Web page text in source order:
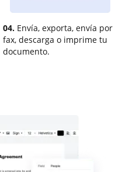
04. Envía, exporta, envía por
fax, descarga o imprime tu
documento.